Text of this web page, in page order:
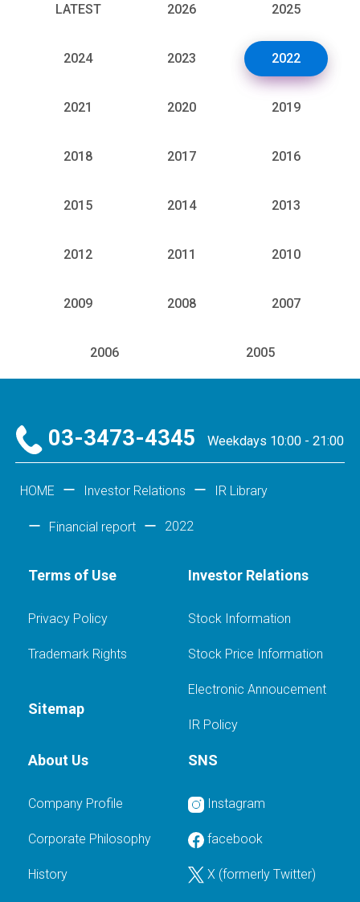
LATEST 2026 2025
2024 2023 2022
2021 2020 2019
2018 2017 2016
2015 2014 2013
2012 2011 2010
2009 2008 2007
2006 2005
03-3473-4345Weekdays 10:00 - 21:00
HOME Investor Relations IR Library
Financial report 2022
Terms of Use
Privacy Policy
Trademark Rights
Sitemap
Investor Relations
Stock Information
Stock Price Information
Electronic Annoucement
IR Policy
About Us
Company Profile
Corporate Philosophy
History
SNS
Instagram
facebook
X (formerly Twitter)